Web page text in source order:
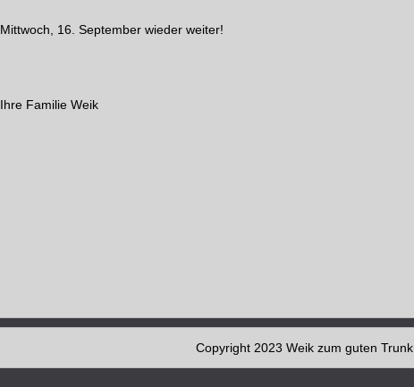
Mittwoch, 16. September wieder weiter!
Ihre Familie Weik
Copyright 2023 Weik zum guten Trunk